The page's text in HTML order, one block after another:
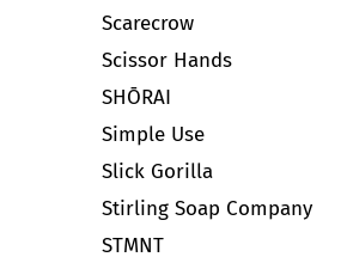
Scarecrow
Scissor Hands
SHŌRAI
Simple Use
Slick Gorilla
Stirling Soap Company
STMNT